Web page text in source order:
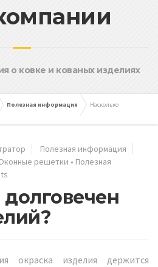
о ковке и кованых изделиях
Полезная информация
Насколько
Полезная информация
решетки • Полезная
окраска изделия держится